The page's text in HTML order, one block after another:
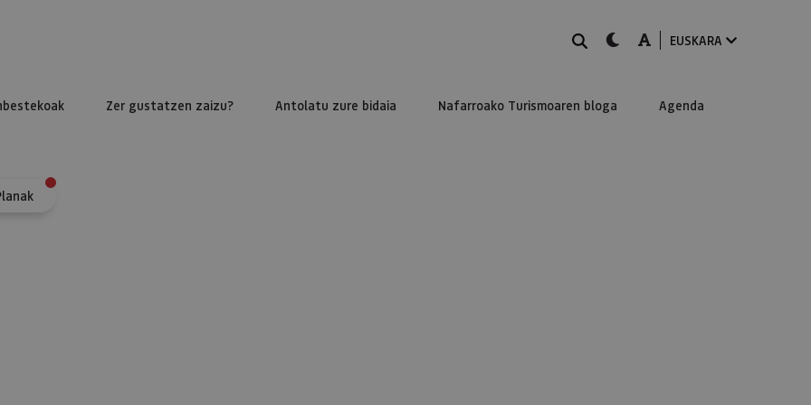
BILATUdark-mode
A-modeEUSKARA
Zer gustatzen zaizu? Antolatu zure bidaia Nafarroako Turismoaren bloga Agenda